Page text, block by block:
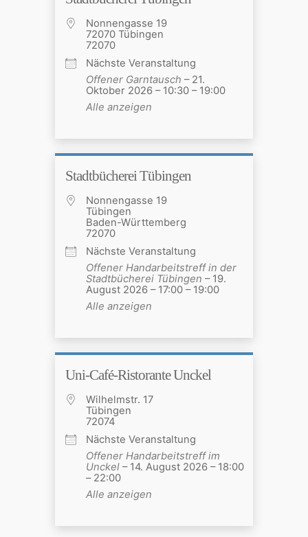
Nonnengasse 19
72070 Tübingen
72070
Nächste Veranstaltung
Offener Garntausch – 21.
Oktober 2026 – 10:30 – 19:00
Alle anzeigen
Stadtbücherei Tübingen
Nonnengasse 19
Tübingen
Baden-Württemberg
72070
Nächste Veranstaltung
Offener Handarbeitstreff in der
Stadtbücherei Tübingen – 19.
August 2026 – 17:00 – 19:00
Alle anzeigen
Uni-Café-Ristorante Unckel
Wilhelmstr. 17
Tübingen
72074
Nächste Veranstaltung
Offener Handarbeitstreff im
Unckel– 14. August 2026 – 18:00
– 22:00
Alle anzeigen